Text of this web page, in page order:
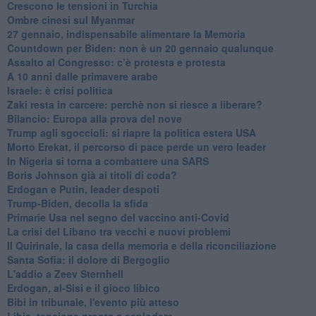
Crescono le tensioni in Turchia
Ombre cinesi sul Myanmar
27 gennaio, indispensabile alimentare la Memoria
Countdown per Biden: non è un 20 gennaio qualunque
Assalto al Congresso: c’è protesta e protesta
A 10 anni dalle primavere arabe
Israele: è crisi politica
Zaki resta in carcere: perchè non si riesce a liberare?
Bilancio: Europa alla prova del nove
Trump agli sgoccioli: si riapre la politica estera USA
Morto Erekat, il percorso di pace perde un vero leader
In Nigeria si torna a combattere una SARS
Boris Johnson già ai titoli di coda?
Erdogan e Putin, leader despoti
Trump-Biden, decolla la sfida
Primarie Usa nel segno del vaccino anti-Covid
La crisi del Libano tra vecchi e nuovi problemi
Il Quirinale, la casa della memoria e della riconciliazione
Santa Sofia: il dolore di Bergoglio
L'addio a ​Zeev Sternhell
Erdogan, al-Sisi e il gioco libico
Bibi in tribunale, l'evento più atteso